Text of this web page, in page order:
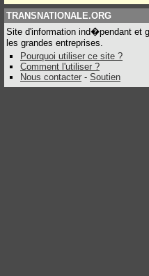
TRANSNATIONALE.ORG
Site d'information ind�pendant et
les grandes entreprises.
Pourquoi utiliser ce site ?
Comment l'utiliser ?
Nous contacter - Soutien